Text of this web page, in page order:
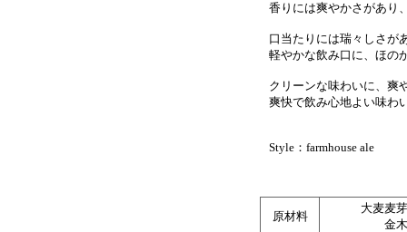
香りには爽やかさがあり
口当たりには瑞々しさが
軽やかな飲み口に、ほの
クリーンな味わいに、爽
爽快で飲み心地よい味わ
Style：farmhouse ale
原材料
大麦麦
金